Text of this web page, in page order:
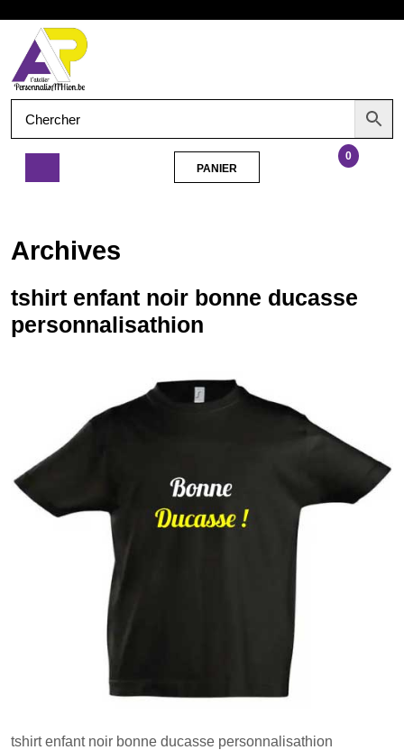
contenu
Ouvrir
le
menu
bonne
personnalisathion
0
PANIER
Archives
tshirt enfant noir bonne ducasse
personnalisathion
tshirt enfant noir bonne ducasse personnalisathion